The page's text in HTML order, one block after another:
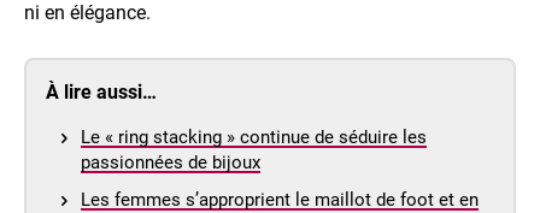
ni en élégance.
À lire aussi…
Le « ring stacking » continue de séduire les
passionnées de bijoux
Les femmes s’approprient le maillot de foot et en